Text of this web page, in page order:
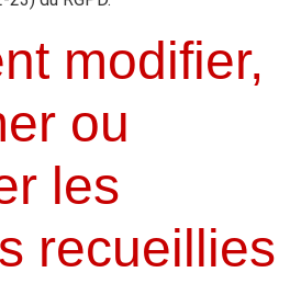
modifier,
ou
les
recueillies